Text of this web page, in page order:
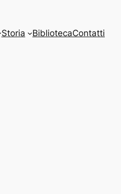
Storia BibliotecaContatti